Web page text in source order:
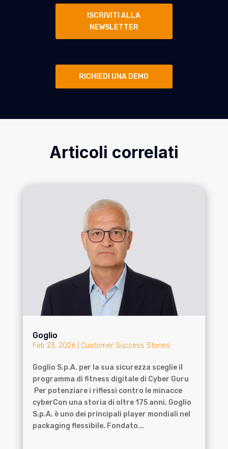
ISCRIVITI ALLA
NEWSLETTER
RICHIEDI UNA DEMO
Articoli correlati
Goglio
Feb 23, 2026| Customer Success Stories
Goglio S.p.A. per la sua sicurezza sceglie il
programma di fitness digitale di Cyber Guru
Per potenziare i riflessi contro le minacce
cyberCon una storia di oltre 175 anni, Goglio
S.p.A. è uno dei principali player mondiali nel
packaging flessibile. Fondato...